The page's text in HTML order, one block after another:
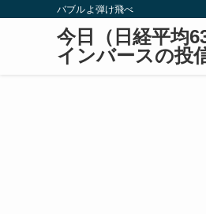
バブルよ弾け飛べ
今日（日経平均
インバースの投